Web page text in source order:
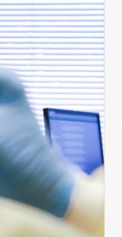
Standaard
Groot